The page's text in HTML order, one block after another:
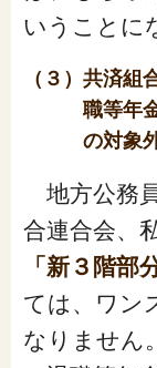
いうことに
（３）共済組
職等年
の対象
地方公務
合連合会、
「新３階部
ては、ワン
なりません。